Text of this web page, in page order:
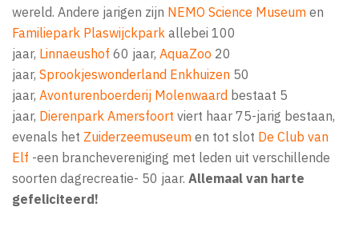
wereld. Andere jarigen zijn NEMO Science Museum en
Familiepark Plaswijckpark allebei 100
jaar, Linnaeushof 60 jaar, AquaZoo 20
jaar, Sprookjeswonderland Enkhuizen 50
jaar, Avonturenboerderij Molenwaard bestaat 5
jaar, Dierenpark Amersfoort viert haar 75-jarig bestaan,
evenals het Zuiderzeemuseum en tot slot De Club van
Elf -een branchevereniging met leden uit verschillende
soorten dagrecreatie- 50 jaar. Allemaal van harte
gefeliciteerd!